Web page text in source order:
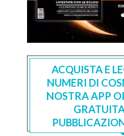
ACQUISTA E
NUMERI DI
NOSTRA APP